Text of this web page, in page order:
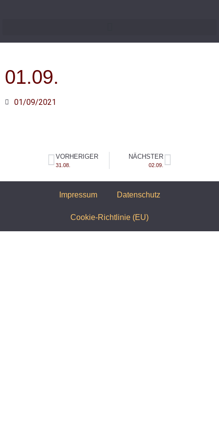
01.09.
01/09/2021
VORHERIGER
31.08.
NÄCHSTER
02.09.
Impressum Datenschutz
Cookie-Richtlinie (EU)